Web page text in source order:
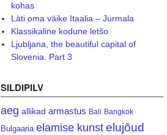
kohas
Läti oma väike Itaalia – Jurmala
Klassikaline kodune letšo
Ljubljana, the beautiful capital of
Slovenia. Part 3
SILDIPILV
aeg allikad armastus Bali Bangkok
Bulgaaria elamise kunst elujõud